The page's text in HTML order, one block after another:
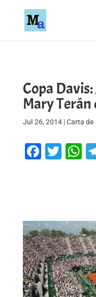
Copa Davis:
Mary Terán
Jul 26, 2014|Carta de